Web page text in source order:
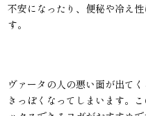
不安になったり、便秘や冷え
す。
ヴァータの人の悪い面が出て
きっぽくなってしまいます。